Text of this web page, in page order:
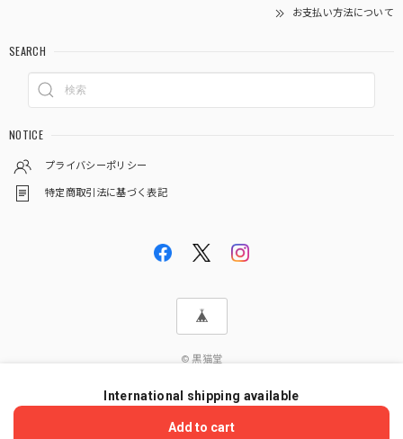
お支払い方法について
SEARCH
NOTICE
プライバシーポリシー
特定商取引法に基づく表記
© 黒猫堂
International shipping available
Add to cart
ショップに質問する